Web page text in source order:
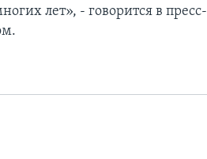
лет», - говорится в пресс-